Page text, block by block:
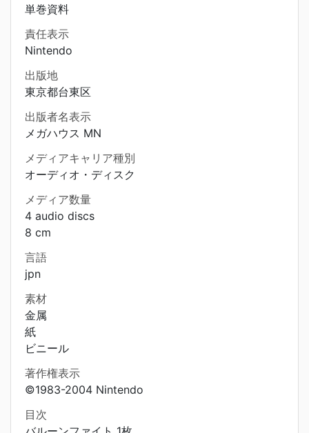
単巻資料
責任表示
Nintendo
出版地
東京都台東区
出版者名表示
メガハウス MN
メディアキャリア種別
オーディオ・ディスク
メディア数量
4 audio discs
8 cm
言語
jpn
素材
金属
紙
ビニール
著作権表示
©1983-2004 Nintendo
目次